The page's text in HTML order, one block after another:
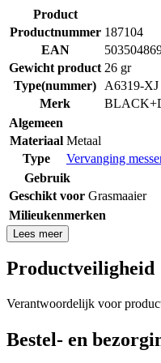
Product
Productnummer 187104
EAN
Gewicht product 26 gr
Type(nummer)
A6319-XJ
Merk
Algemeen
Materiaal Metaal
Type
Vervanging
Gebruik
Geschikt voor Grasmaaier
Milieukenmerken
Lees meer
Productveiligheid
Verantwoordelijk voor
Bestel- en